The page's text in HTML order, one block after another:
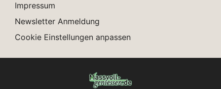
Impressum
Newsletter Anmeldung
Cookie Einstellungen anpassen